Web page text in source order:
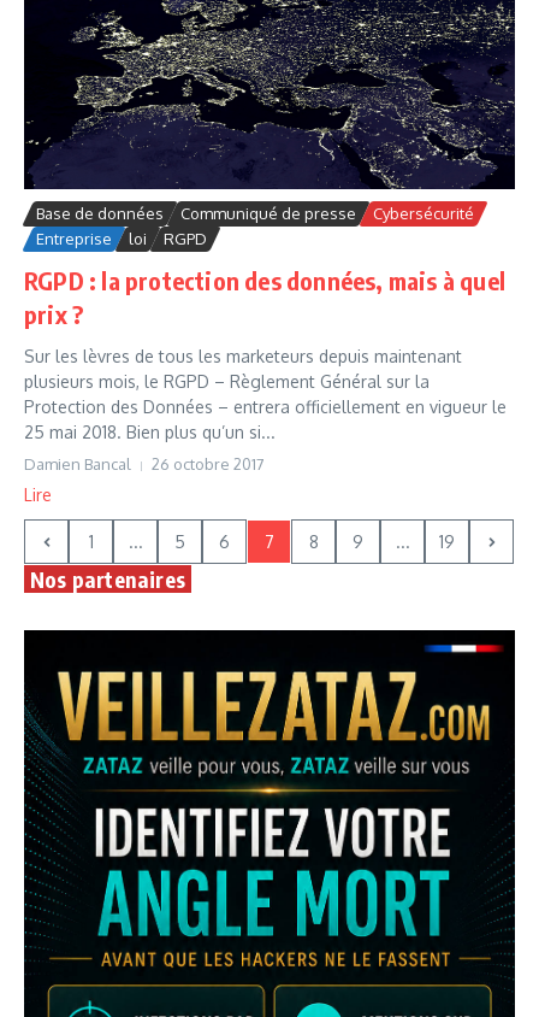
Base de données Communiqué de presse
Cybersécurité
Entreprise
loi RGPD
RGPD : la protection des données, mais à quel
prix ?
Sur les lèvres de tous les marketeurs depuis maintenant
plusieurs mois, le RGPD – Règlement Général sur la
Protection des Données – entrera officiellement en vigueur le
25 mai 2018. Bien plus qu’un si...
Damien Bancal 26 octobre 2017
Lire
1 ... 5 6 7 8 9 ... 19
Nos partenaires